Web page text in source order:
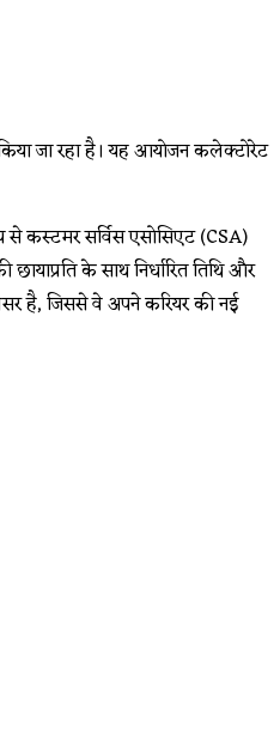
जा रहा है। यह आयोजन कलेक्टोरेट
से कस्टमर सर्विस एसोसिएट (CSA)
के साथ निर्धारित तिथि और
है, जिससे वे अपने करियर की नई